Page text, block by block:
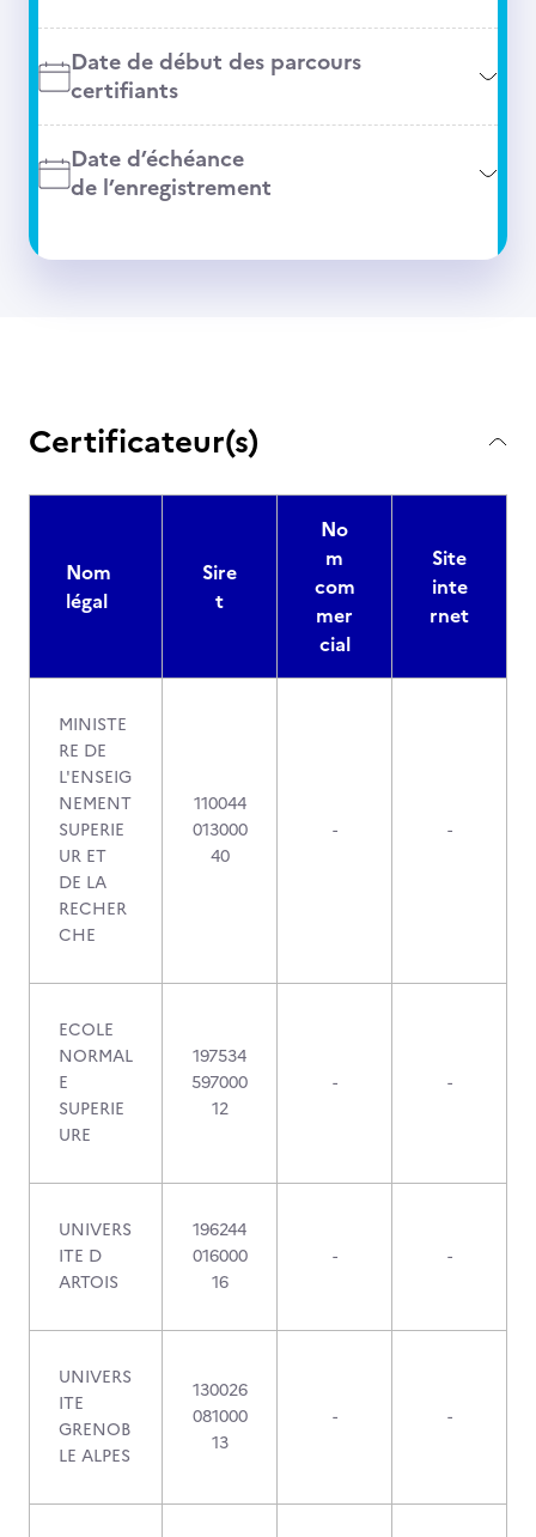
Date de début des parcours
certifiants
Date d’échéance
de l’enregistrement
Certificateur(s)
Nom
légal
Sire
t
No
m
com
mer
cial
Site
inte
rnet
MINISTE
RE DE
L'ENSEIG
NEMENT
SUPERIE
UR ET
DE LA
RECHER
CHE
110044
013000
40
- -
ECOLE
NORMAL
E
SUPERIE
URE
197534
597000
12
- -
UNIVERS
ITE D
ARTOIS
196244
016000
16
- -
UNIVERS
ITE
GRENOB
LE ALPES
130026
081000
13
- -